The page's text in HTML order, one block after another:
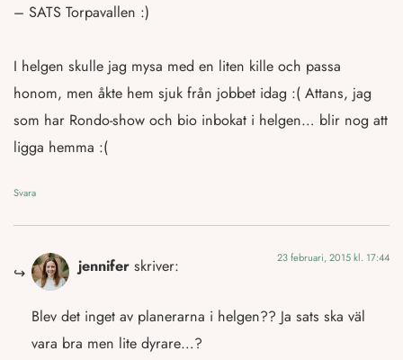
– SATS Torpavallen :)
I helgen skulle jag mysa med en liten kille och passa
honom, men åkte hem sjuk från jobbet idag :( Attans, jag
som har Rondo-show och bio inbokat i helgen… blir nog att
ligga hemma :(
Svara
jennifer skriver: 23 februari, 2015 kl. 17:44
Blev det inget av planerarna i helgen?? Ja sats ska väl
vara bra men lite dyrare…?